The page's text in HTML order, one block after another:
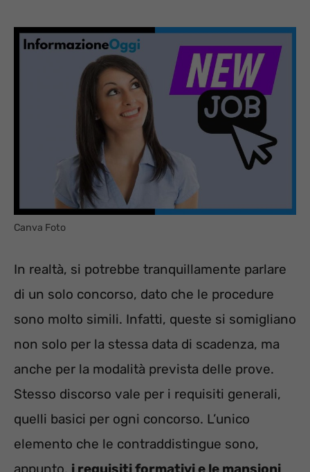
Canva Foto
In realtà, si potrebbe tranquillamente parlare
di un solo concorso, dato che le procedure
sono molto simili. Infatti, queste si somigliano
non solo per la stessa data di scadenza, ma
anche per la modalità prevista delle prove.
Stesso discorso vale per i requisiti generali,
quelli basici per ogni concorso. L’unico
elemento che le contraddistingue sono,
appunto, i requisiti formativi e le mansioni